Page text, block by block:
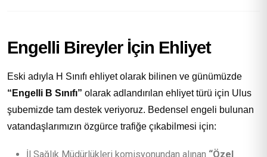
Engelli Bireyler İçin Ehliyet
Eski adıyla H Sınıfı ehliyet olarak bilinen ve günümüzde
“Engelli B Sınıfı” olarak adlandırılan ehliyet türü için Ulus
şubemizde tam destek veriyoruz. Bedensel engeli bulunan
vatandaşlarımızın özgürce trafiğe çıkabilmesi için:
İl Sağlık Müdürlükleri komisyonundan alınan “Özel